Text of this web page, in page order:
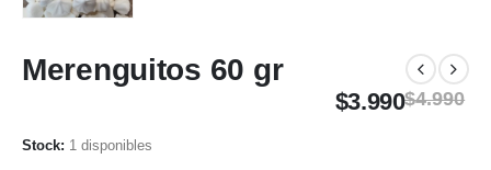
Merenguitos 60 gr
$4.990
$3.990
1 disponibles